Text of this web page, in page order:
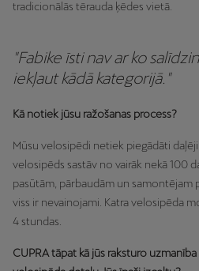
tradicionālās tērauda ķēdes vietā.
"Fabike īsti nav ar ko
iekļaut kādā kategorijā."
Kā notiek jūsu ražošanas process?
Mūsu velosipēdi netiek piegādāti
velosipēds sastāv no vairāk nekā 100
pasūtām, pārbaudām un samontējam
viss ir nevainojami. Katra velosipēda
4 stundas.
CUPRA tāpat kā jūs raksturo